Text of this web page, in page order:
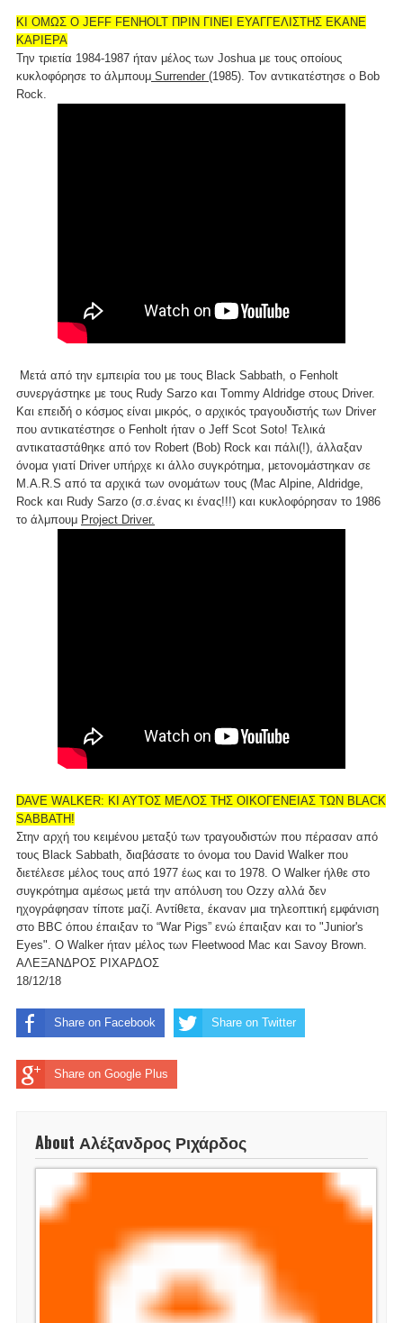
ΚΙ ΟΜΩΣ Ο JEFF FENHOLT ΠΡΙΝ ΓΙΝΕΙ ΕΥΑΓΓΕΛΙΣΤΗΣ ΕΚΑΝΕ
ΚΑΡΙΕΡΑ
Την τριετία 1984-1987 ήταν μέλος των Joshua με τους οποίους
κυκλοφόρησε το άλμπουμ Surrender (1985). Τον αντικατέστησε ο Bob
Rock.
Μετά από την εμπειρία του με τους Black Sabbath, o Fenholt
συνεργάστηκε με τους Rudy Sarzo και Τommy Aldridge στους Driver.
Και επειδή ο κόσμος είναι μικρός, ο αρχικός τραγουδιστής των Driver
που αντικατέστησε ο Fenholt ήταν ο Jeff Scot Soto! Τελικά
αντικαταστάθηκε από τον Robert (Bob) Rock και πάλι(!), άλλαξαν
όνομα γιατί Driver υπήρχε κι άλλο συγκρότημα, μετονομάστηκαν σε
M.A.R.S από τα αρχικά των ονομάτων τους (Mac Alpine, Aldridge,
Rock και Rudy Sarzo (σ.σ.ένας κι ένας!!!) και κυκλοφόρησαν το 1986
το άλμπουμ Project Driver.
DAVE WALKER: ΚΙ ΑΥΤΟΣ ΜΕΛΟΣ ΤΗΣ ΟΙΚΟΓΕΝΕΙΑΣ ΤΩΝ BLACK
SABBATH!
Στην αρχή του κειμένου μεταξύ των τραγουδιστών που πέρασαν από
τους Black Sabbath, διαβάσατε το όνομα του David Walker που
διετέλεσε μέλος τους από 1977 έως και το 1978. Ο Walker ήλθε στο
συγκρότημα αμέσως μετά την απόλυση του Ozzy αλλά δεν
ηχογράφησαν τίποτε μαζί. Αντίθετα, έκαναν μια τηλεοπτική εμφάνιση
στο BBC όπου έπαιξαν το “War Pigs” ενώ έπαιξαν και το "Junior's
Eyes". Ο Walker ήταν μέλος των Fleetwood Mac και Savoy Brown.
ΑΛΕΞΑΝΔΡΟΣ ΡΙΧΑΡΔΟΣ
18/12/18
Share on Facebook Share on Twitter
Share on Google Plus
About Αλέξανδρος Ριχάρδος